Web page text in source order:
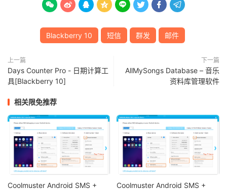
       
Blackberry 10 短信 群发 邮件
上一篇
Days Counter Pro - 日期计算工
具[Blackberry 10]
下一篇
AllMySongs Database – 音乐
资料库管理软件
相关限免推荐
Coolmuster Android SMS +
Coolmuster Android SMS +